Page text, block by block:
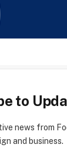
to
news from
and business.